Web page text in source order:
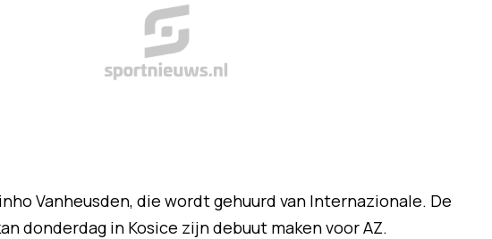
Vanheusden, die wordt gehuurd van Internazionale. De
donderdag in Kosice zijn debuut maken voor AZ.